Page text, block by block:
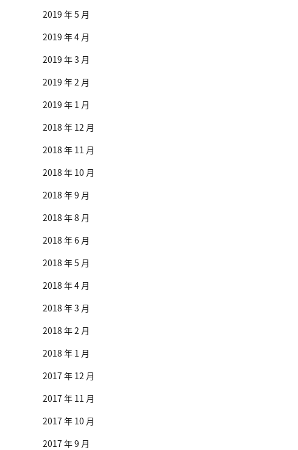
2019 年 5 月
2019 年 4 月
2019 年 3 月
2019 年 2 月
2019 年 1 月
2018 年 12 月
2018 年 11 月
2018 年 10 月
2018 年 9 月
2018 年 8 月
2018 年 6 月
2018 年 5 月
2018 年 4 月
2018 年 3 月
2018 年 2 月
2018 年 1 月
2017 年 12 月
2017 年 11 月
2017 年 10 月
2017 年 9 月